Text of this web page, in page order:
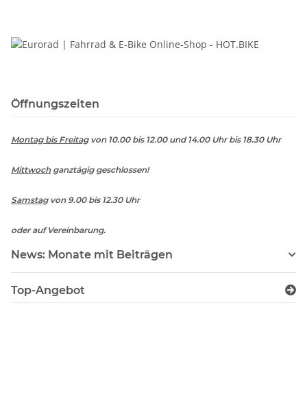
Öffnungszeiten
Montag bis Freitagvon 10.00 bis 12.00 und 14.00 Uhr bis 18.30 Uhr
Mittwochganztägig geschlossen!
Samstagvon 9.00 bis 12.30 Uhr
oder auf Vereinbarung.
News: Monate mit Beiträgen
Top-Angebot